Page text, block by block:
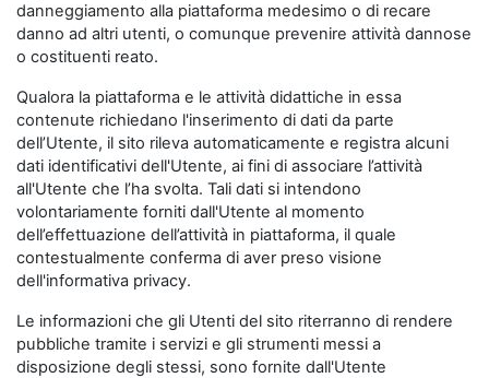
danneggiamento alla piattaforma medesimo o di recare
danno ad altri utenti, o comunque prevenire attività dannose
o costituenti reato.
Qualora la piattaforma e le attività didattiche in essa
contenute richiedano l'inserimento di dati da parte
dell’Utente, il sito rileva automaticamente e registra alcuni
dati identificativi dell'Utente, ai fini di associare l’attività
all'Utente che l’ha svolta. Tali dati si intendono
volontariamente forniti dall'Utente al momento
dell’effettuazione dell’attività in piattaforma, il quale
contestualmente conferma di aver preso visione
dell'informativa privacy.
Le informazioni che gli Utenti del sito riterranno di rendere
pubbliche tramite i servizi e gli strumenti messi a
disposizione degli stessi, sono fornite dall'Utente